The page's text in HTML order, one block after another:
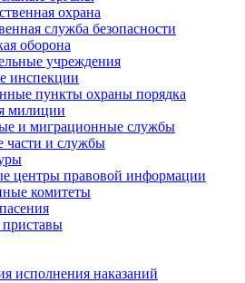
охрана
служба безопасности
оборона
учреждения
инспекции
пункты охраны порядка
милиции
и миграционные службы
и службы
центры правовой информации
комитеты
исполнения наказаний